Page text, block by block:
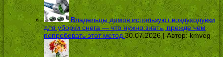
Владельцы домов используют воздуходувки
для уборки снега — что нужно знать, прежде чем
попробовать этот метод 30.07.2026 | Автор:kmveg